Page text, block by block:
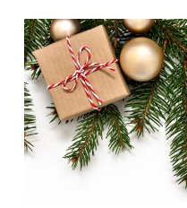
Ein
Päckchen
unter
dem
Baum